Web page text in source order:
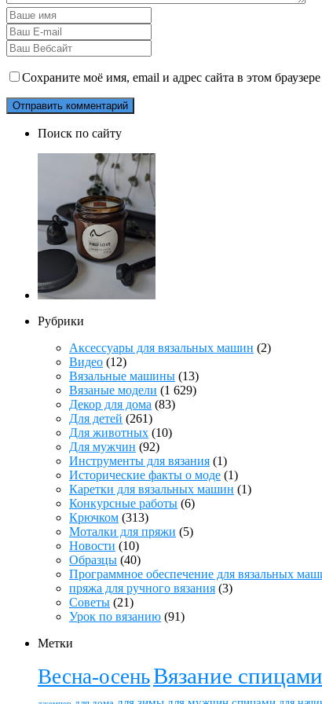
Сохраните моё имя, email и адрес сайта в этом
Поиск по сайту
Рубрики
Аксессуары для вязальных машин (2)
Видео (12)
Вязальные машины (13)
Вязаные модели (1 629)
Декор для дома (83)
Для детей (261)
Для животных (10)
Для мужчин (92)
Инструменты для вязания (1)
Исторические факты о моде (1)
Каретки для вязальных машин (1)
Конкурсные работы (6)
Крючком (313)
Моталки для пряжи (5)
Новости (10)
Образцы (40)
Программное обеспечение для вязальных
пряжа для ручного вязания (3)
Советы (21)
Урок по вязанию (91)
Метки
Весна-осеньВязание спицами